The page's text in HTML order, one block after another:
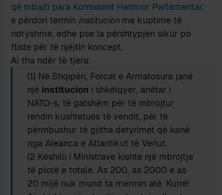
që mbajti para Komisionit Hetimor Parlamentar,
e përdori termin institucion me kuptime të
ndryshme, edhe pse la përshtypjen sikur po
fliste për të njëjtin koncept.
Ai tha ndër të tjera:
(1) Në Shqipëri, Forcat e Armatosura janë
një institucion i shkëlqyer, anëtar i
NATO-s, të gatshëm për të mbrojtur
rendin kushtetues të vendit, për të
përmbushur të gjitha detyrimet që kanë
nga Aleanca e Atlantikut të Veriut.
(2 Këshilli i Ministrave kishte një mbrojtje
të plotë e totale. As 200, as 2000 e as
20 mijë nuk mund ta merrnin atë. Kurrë!